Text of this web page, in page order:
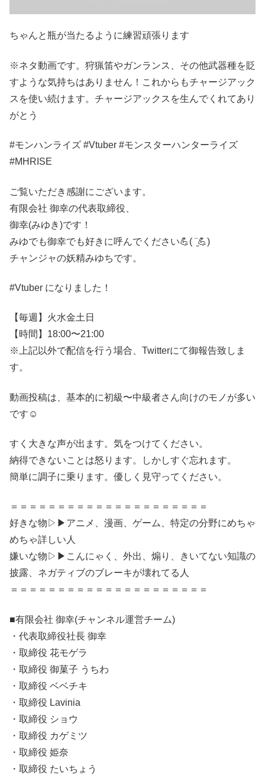
ちゃんと瓶が当たるように練習頑張ります
※ネタ動画です。狩猟笛やガンランス、その他武器種を貶
すような気持ちはありません！これからもチャージアック
スを使い続けます。チャージアックスを生んでくれてあり
がとう
#モンハンライズ​ #Vtuber​ #モンスターハンターライズ​
#MHRISE​
ご覧いただき感謝にございます。
有限会社 御幸の代表取締役、
御幸(みゆき)です！
みゆでも御幸でも好きに呼んでください💪( ¨̮💪)
チャンジャの妖精みゆちです。
#Vtuber​ になりました！
【毎週】火水金土日
【時間】18:00​〜21:00​
※上記以外で配信を行う場合、Twitterにて御報告致しま
す。
動画投稿は、基本的に初級〜中級者さん向けのモノが多い
です☺️
すく大きな声が出ます。気をつけてください。
納得できないことは怒ります。しかしすぐ忘れます。
簡単に調子に乗ります。優しく見守ってください。
＝＝＝＝＝＝＝＝＝＝＝＝＝＝＝＝＝＝＝＝＝
好きな物▷▶︎アニメ、漫画、ゲーム、特定の分野にめちゃ
めちゃ詳しい人
嫌いな物▷▶︎こんにゃく、外出、煽り、きいてない知識の
披露、ネガティブのブレーキが壊れてる人
＝＝＝＝＝＝＝＝＝＝＝＝＝＝＝＝＝＝＝＝＝
■有限会社 御幸(チャンネル運営チーム)
・代表取締役社長 御幸
・取締役 花モゲラ
・取締役 御菓子 うちわ
・取締役 ベベチキ
・取締役 Lavinia
・取締役 ショウ
・取締役 カゲミツ
・取締役 姫奈
・取締役 たいちょう